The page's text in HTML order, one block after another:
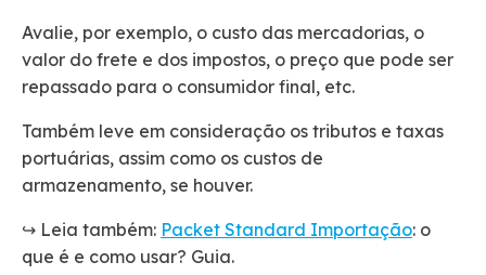
Avalie, por exemplo, o custo das mercadorias, o
valor do frete e dos impostos, o preço que pode ser
repassado para o consumidor final, etc.
Também leve em consideração os tributos e taxas
portuárias, assim como os custos de
armazenamento, se houver.
↪️ Leia também: Packet Standard Importação: o
que é e como usar? Guia.